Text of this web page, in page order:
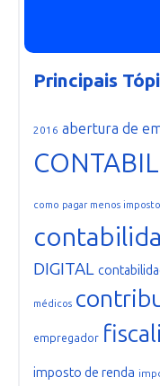
Principais
2016 abertura de
como pagar menos
DIGITAL
médicos
empregador
imposto de renda